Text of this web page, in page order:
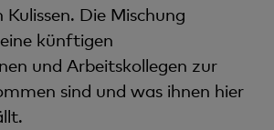
Die Mischung
künftigen
und Arbeitskollegen zur
sind und was ihnen hier